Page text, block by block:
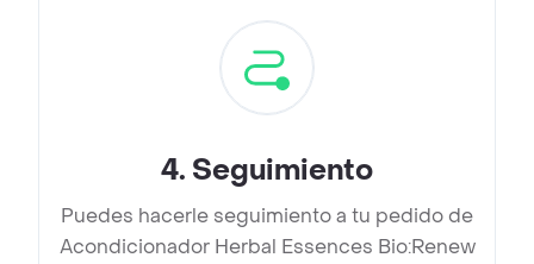
4. Seguimiento
Puedes hacerle seguimiento a tu pedido de
Acondicionador Herbal Essences Bio:Renew